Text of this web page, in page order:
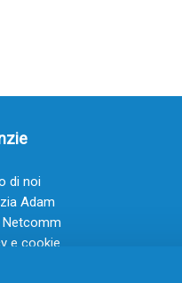
di noi
Adam
Netcomm
e cookie